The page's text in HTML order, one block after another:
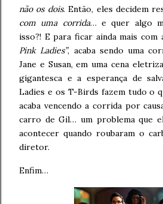
não os dois. Então, eles decidem
com uma corrida… e quer algo
isso?! E para ficar ainda mais com
Pink Ladies”, acaba sendo uma
Jane e Susan, em uma cena
gigantesca e a esperança de
Ladies e os T-Birds fazem tudo o
acaba vencendo a corrida por
carro de Gil… um problema que
acontecer quando roubaram o
diretor.
Enfim…